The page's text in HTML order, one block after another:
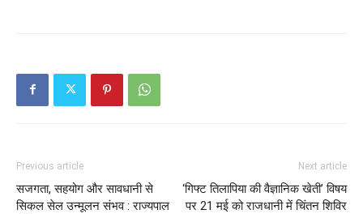
Previous article
सजगता, सहयोग और सावधानी से
सिकल सेल उन्मूलन संभव : राज्यपाल
Next article
‘गिफ्ट तिलापिया की वैज्ञानिक खेती’ विषय
पर 21 मई को राजधानी में चिंतन शिविर